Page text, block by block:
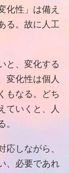
化性」は備え
る。故に人工
と、変化する
変化性は個人
もなる。どち
ていくと、人
しながら、
、必要であれ